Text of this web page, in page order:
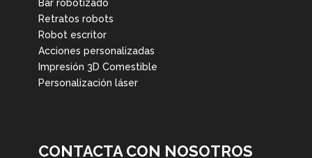
Bar robotizado
Retratos robots
Robot escritor
Acciones personalizadas
Impresión 3D Comestible
Personalización láser
CONTACTA CON NOSOTROS